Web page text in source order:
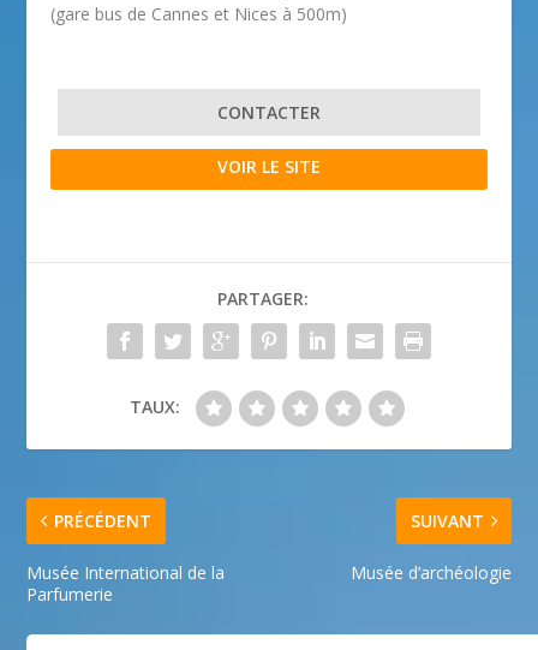
(gare bus de Cannes et Nices à 500m)
CONTACTER
VOIR LE SITE
PARTAGER:
TAUX:
PRÉCÉDENT
Musée International de la
Parfumerie
SUIVANT
Musée d’archéologie